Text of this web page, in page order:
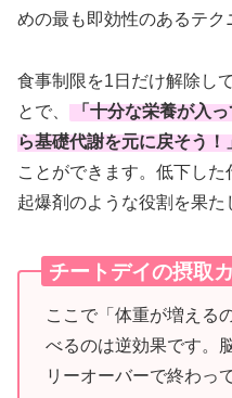
めの最も即効性のあるテク
食事制限を1日だけ解除し
とで、
「十分な栄養が入
ら基礎代謝を元に戻そう！
ことができます。低下し
起爆剤のような役割を果た
チートデイの摂取
ここで「体重が増える
べるのは逆効果です。
リーオーバーで終わっ